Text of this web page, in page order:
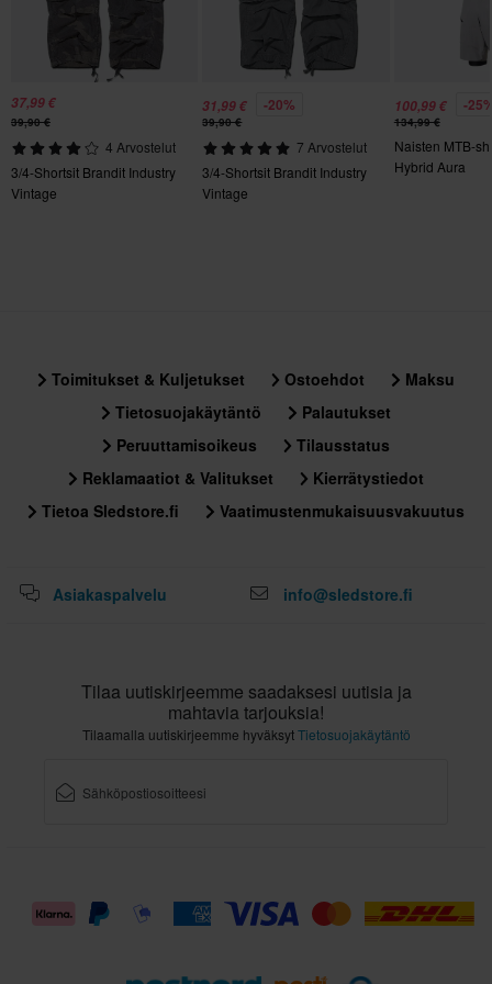
37,99 €
39,90 €
4 Arvostelut
3/4-Shortsit Brandit Industry
Vintage
31,99 € -20%
39,90 €
7 Arvostelut
3/4-Shortsit Brandit Industry
Vintage
100,99 € -
134,99 €
Naisten MTB-
Hybrid Aura
Toimitukset & Kuljetukset Ostoehdot
Maksu
Tietosuojakäytäntö
Palautukset
Peruuttamisoikeus
Tilausstatus
Reklamaatiot & Valitukset
Kierrätystiedot
Tietoa Sledstore.fi
Vaatimustenmukaisuusvakuutus
Asiakaspalvelu info@sledstore.fi
Tilaa uutiskirjeemme saadaksesi uutisia ja
mahtavia tarjouksia!
Tilaamalla uutiskirjeemme hyväksytTietosuojakäytäntö